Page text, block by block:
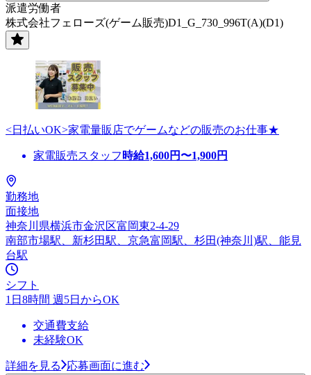
派遣労働者
株式会社フェローズ(ゲーム販売)D1_G_730_996T(A)(D1)
<日払いOK>家電量販店でゲームなどの販売のお仕事★
家電販売スタッフ 時給1,600円〜1,900円
勤務地
面接地
神奈川県横浜市金沢区富岡東2-4-29
南部市場駅、新杉田駅、京急富岡駅、杉田(神奈川)駅、能見
台駅
シフト
1日8時間 週5日からOK
交通費支給
未経験OK
詳細を見る 応募画面に進む